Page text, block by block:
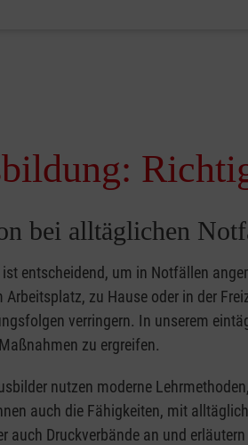
bei alltäglichen
entscheidend, um in Notfällen
zu Hause oder in der
verringern. In unserem
zu ergreifen.
nutzen moderne
auch die Fähigkeiten, mit
auch Druckverbände an und